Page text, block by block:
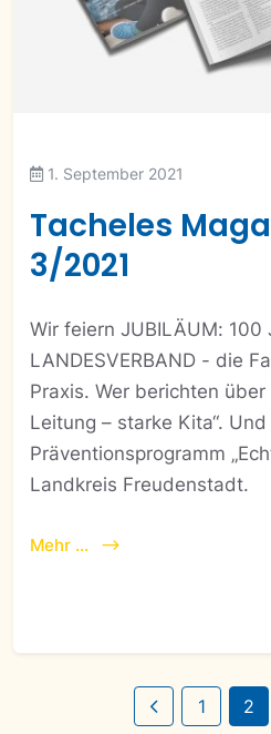
1. September 2021
Tacheles
3/2021
Wir feiern JUBILÄUM: 100
LANDESVERBAND - die
Praxis. Wer berichten
Leitung – starke Kita“.
Präventionsprogramm
Landkreis Freudenstadt.
Mehr ...
1 2